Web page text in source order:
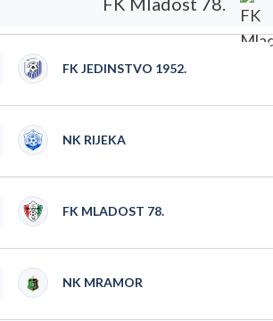
FK JEDINSTVO 1952.
NK RIJEKA
FK MLADOST 78.
NK MRAMOR